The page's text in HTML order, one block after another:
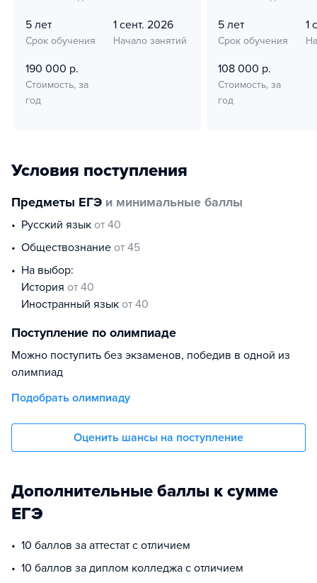
5 лет
Срок обучения
1 сент. 2026
Начало занятий
190 000 р.
Стоимость, за
год
5 лет
Срок обучения
1
108 000 р.
Стоимость, за
год
Условия поступления
Предметы ЕГЭ и минимальные баллы
русский язык от 40
обществознание от 45
На выбор:
история от 40
иностранный язык от 40
Поступление по олимпиаде
Можно поступить без экзаменов, победив в одной из
олимпиад
Подобрать олимпиаду
Оценить шансы на поступление
Дополнительные баллы к сумме
ЕГЭ
10 баллов за аттестат с отличием
10 баллов за диплом колледжа с отличием